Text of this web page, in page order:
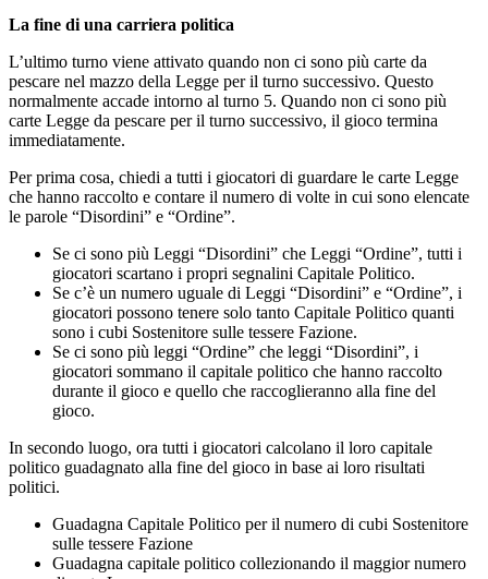
La fine di una carriera politica
L’ultimo turno viene attivato quando non ci sono più carte da
pescare nel mazzo della Legge per il turno successivo. Questo
normalmente accade intorno al turno 5. Quando non ci sono più
carte Legge da pescare per il turno successivo, il gioco termina
immediatamente.
Per prima cosa, chiedi a tutti i giocatori di guardare le carte Legge
che hanno raccolto e contare il numero di volte in cui sono elencate
le parole “Disordini” e “Ordine”.
Se ci sono più Leggi “Disordini” che Leggi “Ordine”, tutti i
giocatori scartano i propri segnalini Capitale Politico.
Se c’è un numero uguale di Leggi “Disordini” e “Ordine”, i
giocatori possono tenere solo tanto Capitale Politico quanti
sono i cubi Sostenitore sulle tessere Fazione.
Se ci sono più leggi “Ordine” che leggi “Disordini”, i
giocatori sommano il capitale politico che hanno raccolto
durante il gioco e quello che raccoglieranno alla fine del
gioco.
In secondo luogo, ora tutti i giocatori calcolano il loro capitale
politico guadagnato alla fine del gioco in base ai loro risultati
politici.
Guadagna Capitale Politico per il numero di cubi Sostenitore
sulle tessere Fazione
Guadagna capitale politico collezionando il maggior numero